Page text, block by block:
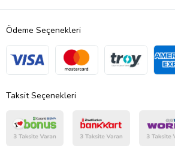
Ödeme Seçenekleri
Taksit Seçenekleri